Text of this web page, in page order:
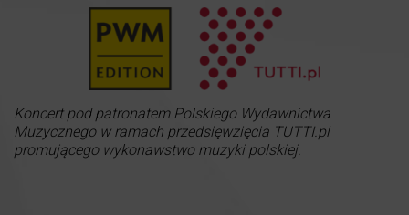
Koncert pod patronatem Polskiego Wydawnictwa
Muzycznego w ramach przedsięwzięcia TUTTI.pl
promującego wykonawstwo muzyki polskiej.